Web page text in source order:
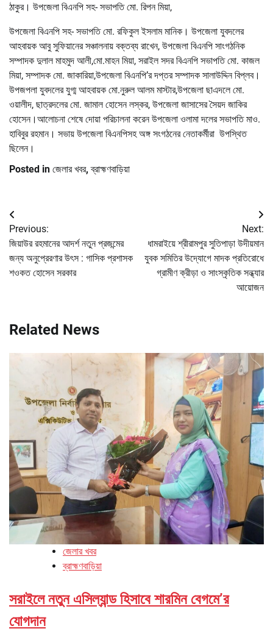
ঠাকুর। উপজেলা বিএনপি সহ- সভাপতি মো. রিপন মিয়া,
উপজেলা বিএনপি সহ- সভাপতি মো. রফিকুল ইসলাম মানিক। উপজেলা যুবদলের
আহবায়ক আবু সুফিয়ানের সঞ্চালনায় বক্তব্য রাখেন, উপজেলা বিএনপি সাংগঠনিক
সম্পাদক দুলাল মাহমুদ আলী,মো.মাহন মিয়া, সরাইল সদর বিএনপি সভাপতি মো. কাজল
মিয়া, সম্পাদক মো. জাকারিয়া,উপজেলা বিএনপি’র দপ্তর সম্পাদক সালাউদ্দিন বিপ্লব।
উপজপলা যুবদলের যুগ্ম আহবায়ক মো.নুরুল আলম মাস্টার,উপজেলা ছাএদলে মো.
ওয়ালীদ, ছাত্রদলের মো. জামাল হোসেন লস্কর, উপজেলা জাসাসের সৈয়দ জাকির
হোসেন।আলোচনা শেষে দোয়া পরিচালনা করেন উপজেলা ওলামা দলের সভাপতি মাও.
হাবিবুর রহমান। সভায় উপজেলা বিএনপিসহ অঙ্গ সংগঠনের নেতাকর্মীরা উপস্থিত
ছিলেন।
Posted in জেলার খবর,ব্রাহ্মণবাড়িয়া
Post
navigation
Previous:
জিয়াউর রহমানের আদর্শ নতুন প্রজন্মের
জন্য অনুপ্রেরণার উৎস : গাসিক প্রশাসক
শওকত হোসেন সরকার
Next:
ধামরাইয়ে শ্রীরামপুর সুতিপাড়া উদীয়মান
যুবক সমিতির উদ্যোগে মাদক প্রতিরোধে
গ্রামীণ ক্রীড়া ও সাংস্কৃতিক সন্ধ্যার
আয়োজন
Related News
জেলার খবর
ব্রাহ্মণবাড়িয়া
সরাইলে নতুন এসিল্যান্ড হিসাবে শারমিন বেগমে’র
যোগদান